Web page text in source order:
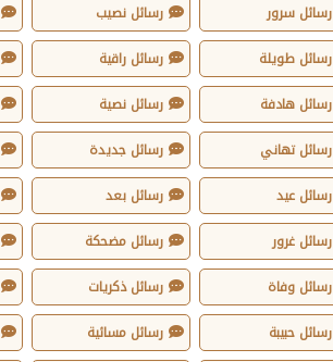
رسائل سرور رسائل نصيب
رسائل طويلة رسائل راقية
رسائل هادفة رسائل نصية
رسائل تهاني رسائل جديدة
رسائل عيد رسائل بعد
رسائل غرور رسائل مضحكة
رسائل وفاة رسائل ذكريات
رسائل حبيبة رسائل مسائية